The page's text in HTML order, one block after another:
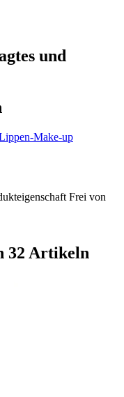
und
Make-up
Frei von
32 Artikeln